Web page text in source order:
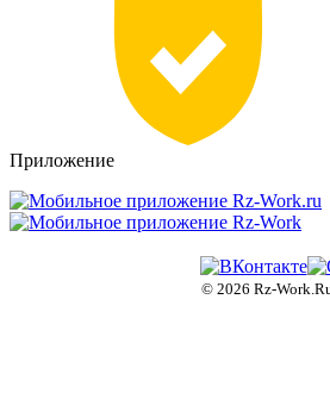
Приложение
© 2026 Rz-